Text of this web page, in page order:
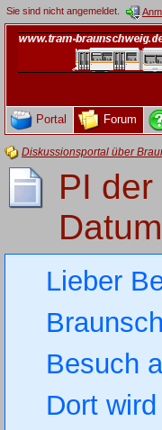
Sie sind nicht angemeldet.
Portal Forum
Diskussionsportal über
PI
Lieber
Besuch
Dort